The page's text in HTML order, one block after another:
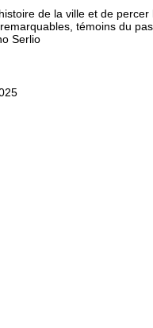
de la ville et de percer
témoins du
Serlio